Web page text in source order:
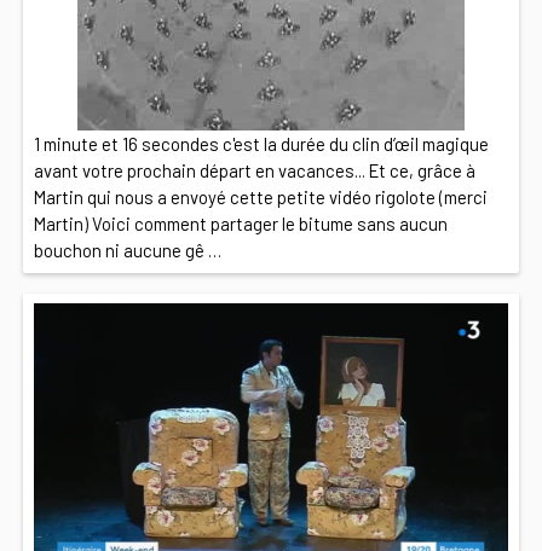
1 minute et 16 secondes c'est la durée du clin d’œil magique
avant votre prochain départ en vacances... Et ce, grâce à
Martin qui nous a envoyé cette petite vidéo rigolote (merci
Martin) Voici comment partager le bitume sans aucun
bouchon ni aucune gê …